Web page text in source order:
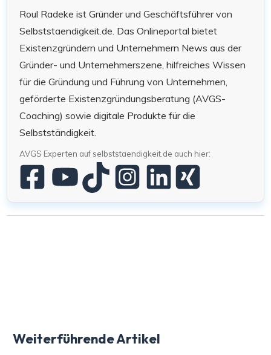
Roul Radeke ist Gründer und Geschäftsführer von
Selbststaendigkeit.de. Das Onlineportal bietet
Existenzgründern und Unternehmern News aus der
Gründer- und Unternehmerszene, hilfreiches Wissen
für die Gründung und Führung von Unternehmen,
geförderte Existenzgründungsberatung (AVGS-
Coaching) sowie digitale Produkte für die
Selbstständigkeit.
AVGS Experten auf selbststaendigkeit.de auch hier:
Weiterführende Artikel